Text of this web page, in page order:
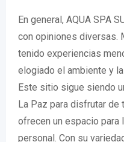
En general, AQUA SPA
con opiniones diversas.
tenido experiencias
elogiado el ambiente y
Este sitio sigue siendo
La Paz para disfrutar de
ofrecen un espacio para
personal. Con su